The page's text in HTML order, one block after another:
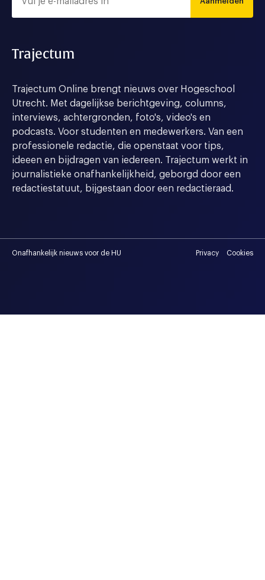
Trajectum
Trajectum Online brengt nieuws over Hogeschool
Utrecht. Met dagelijkse berichtgeving, columns,
interviews, achtergronden, foto's, video's en
podcasts. Voor studenten en medewerkers. Van een
professionele redactie, die openstaat voor tips,
ideeen en bijdragen van iedereen. Trajectum werkt in
journalistieke onafhankelijkheid, geborgd door een
redactiestatuut, bijgestaan door een redactieraad.
Onafhankelijk nieuws voor de HU Privacy Cookies